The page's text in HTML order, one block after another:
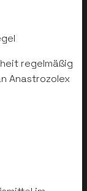
regelmäßig
Anastrozolex